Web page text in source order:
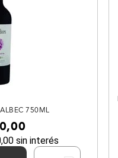
750ML
,00
,00sin interés